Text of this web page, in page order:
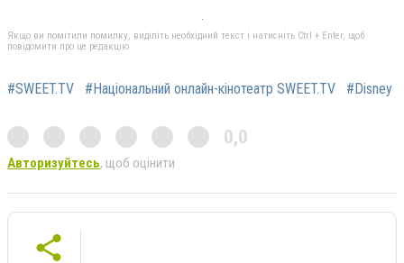
Якщо ви помітили помилку, виділіть необхідний текст і натисніть Ctrl + Enter, щоб
повідомити про це редакцію
#SWEET.TV #Національний онлайн-кінотеатр SWEET.TV #Disney
0,0
Авторизуйтесь, щоб оцінити